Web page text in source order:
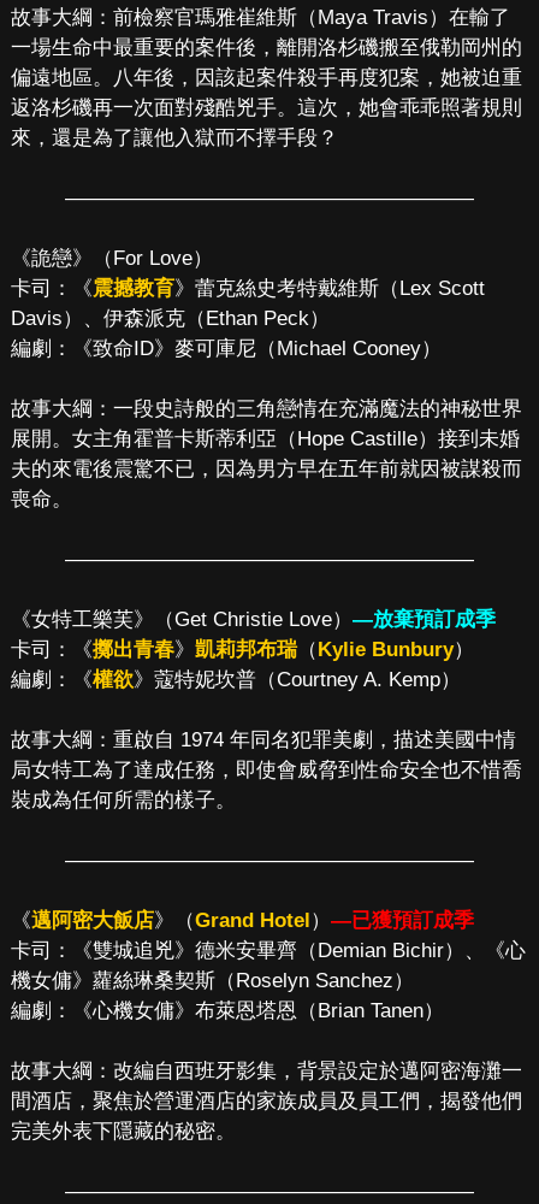
故事大綱：前檢察官瑪雅崔維斯（Maya Travis）在輸了
一場生命中最重要的案件後，離開洛杉磯搬至俄勒岡州的
偏遠地區。八年後，因該起案件殺手再度犯案，她被迫重
返洛杉磯再一次面對殘酷兇手。這次，她會乖乖照著規則
來，還是為了讓他入獄而不擇手段？
————————————————————
《詭戀》（For Love）
卡司：《震撼教育》蕾克絲史考特戴維斯（Lex Scott
Davis）、伊森派克（Ethan Peck）
編劇：《致命ID》麥可庫尼（Michael Cooney）
故事大綱：一段史詩般的三角戀情在充滿魔法的神秘世界
展開。女主角霍普卡斯蒂利亞（Hope Castille）接到未婚
夫的來電後震驚不已，因為男方早在五年前就因被謀殺而
喪命。
————————————————————
《女特工樂芙》（Get Christie Love） —放棄預訂成季
卡司：《擲出青春》 凱莉邦布瑞（Kylie Bunbury）
編劇：《權欲》蔻特妮坎普（Courtney A. Kemp）
故事大綱：重啟自 1974 年同名犯罪美劇，描述美國中情
局女特工為了達成任務，即使會威脅到性命安全也不惜喬
裝成為任何所需的樣子。
————————————————————
《邁阿密大飯店》（Grand Hotel） —已獲預訂成季
卡司：《雙城追兇》德米安畢齊（Demian Bichir）、《心
機女傭》蘿絲琳桑契斯（Roselyn Sanchez）
編劇：《心機女傭》布萊恩塔恩（Brian Tanen）
故事大綱：改編自西班牙影集，背景設定於邁阿密海灘一
間酒店，聚焦於營運酒店的家族成員及員工們，揭發他們
完美外表下隱藏的秘密。
————————————————————